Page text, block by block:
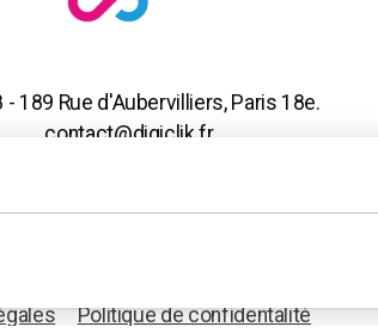
- 189 Rue d'Aubervilliers, Paris 18e.
contact@digiclik.fr
Politique de confidentalité